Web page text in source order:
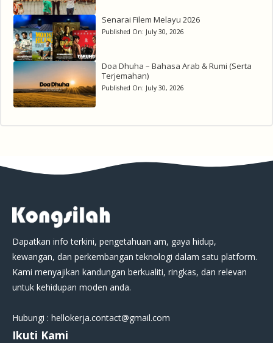
Senarai Filem Melayu 2026
Published On: July 30, 2026
Doa Dhuha – Bahasa Arab & Rumi (Serta
Terjemahan)
Published On: July 30, 2026
Dapatkan info terkini, pengetahuan am, gaya hidup,
kewangan, dan perkembangan teknologi dalam satu platform.
Kami menyajikan kandungan berkualiti, ringkas, dan relevan
untuk kehidupan moden anda.
Hubungi : hellokerja.contact@gmail.com
Ikuti Kami